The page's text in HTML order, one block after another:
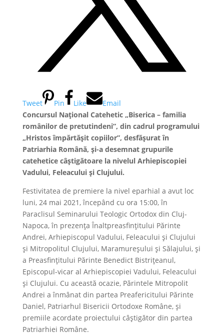
Tweet Pin Like
Email
Concursul Național Catehetic „Biserica – familia
românilor de pretutindeni”, din cadrul programului
„Hristos împărtășit copiilor”, desfășurat în
Patriarhia Română, și-a desemnat grupurile
catehetice câștigătoare la nivelul Arhiepiscopiei
Vadului, Feleacului și Clujului.
Festivitatea de premiere la nivel eparhial a avut loc
luni, 24 mai 2021, începând cu ora 15:00, în
Paraclisul Seminarului Teologic Ortodox din Cluj-
Napoca, în prezența Înaltpreasfințitului Părinte
Andrei, Arhiepiscopul Vadului, Feleacului și Clujului
și Mitropolitul Clujului, Maramureșului și Sălajului, și
a Preasfințitului Părinte Benedict Bistrițeanul,
Episcopul-vicar al Arhiepiscopiei Vadului, Feleacului
și Clujului. Cu această ocazie, Părintele Mitropolit
Andrei a înmânat din partea Preafericitului Părinte
Daniel, Patriarhul Bisericii Ortodoxe Române, și
premiile acordate proiectului câștigător din partea
Patriarhiei Române.